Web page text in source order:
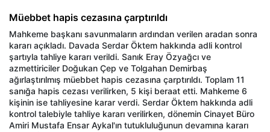
Müebbet hapis cezasına çarptırıldı
Mahkeme başkanı savunmaların ardından verilen aradan sonra
kararı açıkladı. Davada Serdar Öktem hakkında adli kontrol
şartıyla tahliye kararı verildi. Sanık Eray Özyağcı ve
azmettiriciler Doğukan Çep ve Tolgahan Demirbaş
ağırlaştırılmış müebbet hapis cezasına çarptırıldı. Toplam 11
sanığa hapis cezası verilirken, 5 kişi beraat etti. Mahkeme 6
kişinin ise tahliyesine karar verdi. Serdar Öktem hakkında adli
kontrol talebiyle tahliye kararı verilirken, dönemin Cinayet Büro
Amiri Mustafa Ensar Aykal'ın tutukluluğunun devamına kararı